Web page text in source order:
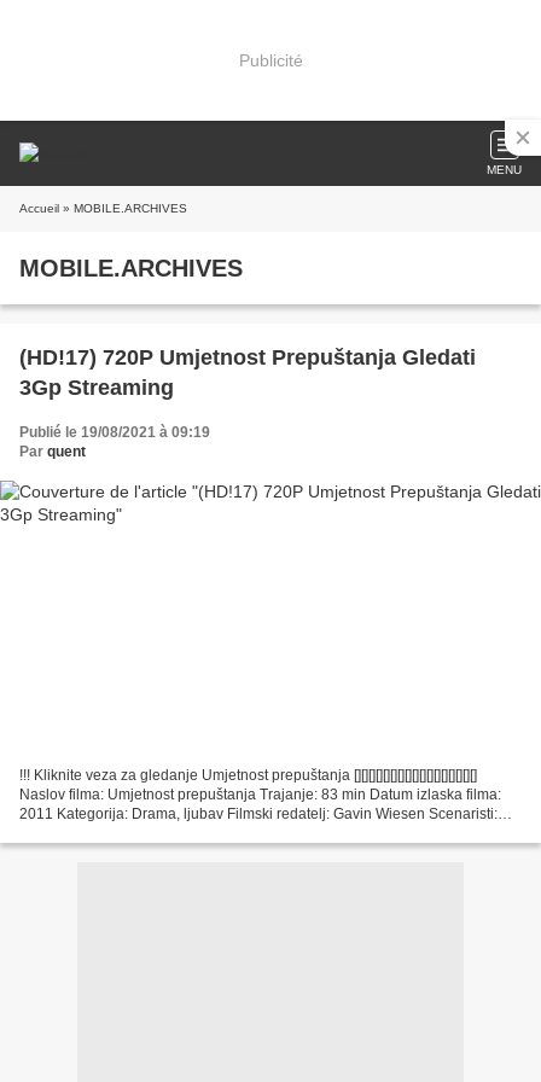
Publicité
MENU
Accueil » MOBILE.ARCHIVES
MOBILE.ARCHIVES
(HD!17) 720P Umjetnost Prepuštanja Gledati
3Gp Streaming
Publié le 19/08/2021 à 09:19
Par quent
!!! Kliknite veza za gledanje Umjetnost prepuštanja [][][][][][][][][][][][][][][][][]
Naslov filma: Umjetnost prepuštanja Trajanje: 83 min Datum izlaska filma:
2011 Kategorija: Drama, ljubav Filmski redatelj: Gavin Wiesen Scenaristi: